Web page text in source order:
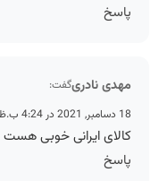
پاسخ
مهدی نادریگفت:
18 دسامبر, 2021 در 4:24 ب.ظ
کالای ایرانی خوبی
پاسخ